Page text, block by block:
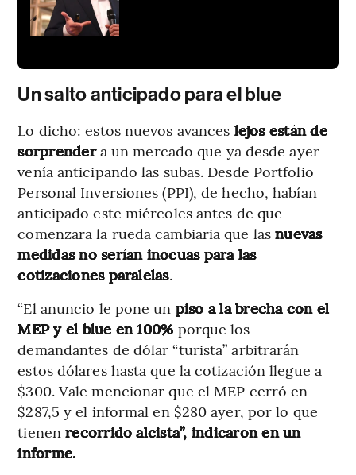
Un salto anticipado para el blue
Lo dicho: estos nuevos avances lejos están de
sorprendera un mercado que ya desde ayer
venía anticipando las subas. Desde Portfolio
Personal Inversiones (PPI), de hecho, habían
anticipado este miércoles antes de que
comenzara la rueda cambiaria que lasnuevas
medidas no serían inocuas para las
cotizaciones paralelas.
“El anuncio le pone un piso a la brecha con el
MEP y el blue en 100% porque los
demandantes de dólar “turista” arbitrarán
estos dólares hasta que la cotización llegue a
$300. Vale mencionar que el MEP cerró en
$287,5 y el informal en $280 ayer, por lo que
tienenrecorrido alcista”, indicaron en un
informe.